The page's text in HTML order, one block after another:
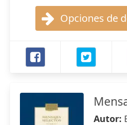
Opciones de
Autor: